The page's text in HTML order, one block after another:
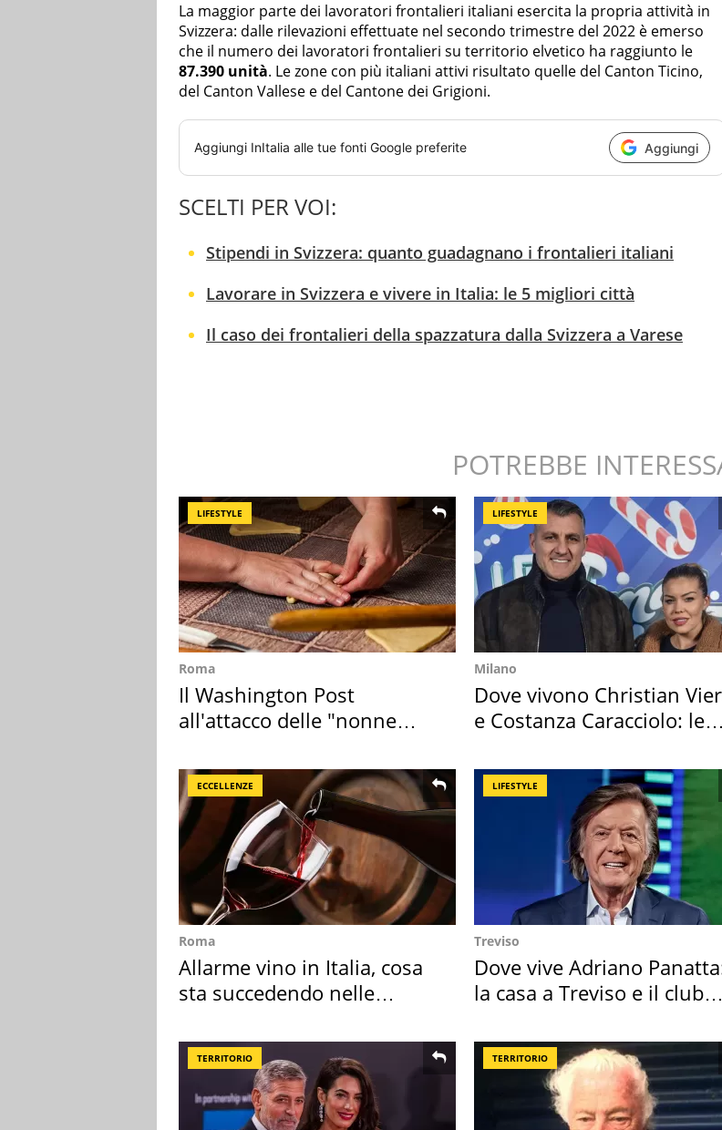
La maggior parte dei lavoratori frontalieri italiani esercita la propria attività in
Svizzera: dalle rilevazioni effettuate nel secondo trimestre del 2022 è emerso
che il numero dei lavoratori frontalieri su territorio elvetico ha raggiunto le
87.390 unità. Le zone con più italiani attivi risultato quelle del Canton Ticino,
del Canton Vallese e del Cantone dei Grigioni.
Aggiungi InItalia alle tue fonti Google preferite Aggiungi
SCELTI PER VOI:
Stipendi in Svizzera: quanto guadagnano i frontalieri italiani
Lavorare in Svizzera e vivere in Italia: le 5 migliori città
Il caso dei frontalieri della spazzatura dalla Svizzera a Varese
POTREBBE
LIFESTYLE
Roma
Il Washington Post
all'attacco delle "nonne
LIFESTYLE
Milano
Dove vivono Christian
e Costanza Caracciolo: le
ECCELLENZE
Roma
Allarme vino in Italia, cosa
sta succedendo nelle
LIFESTYLE
Treviso
Dove vive Adriano
la casa a Treviso e il club
TERRITORIO TERRITORIO